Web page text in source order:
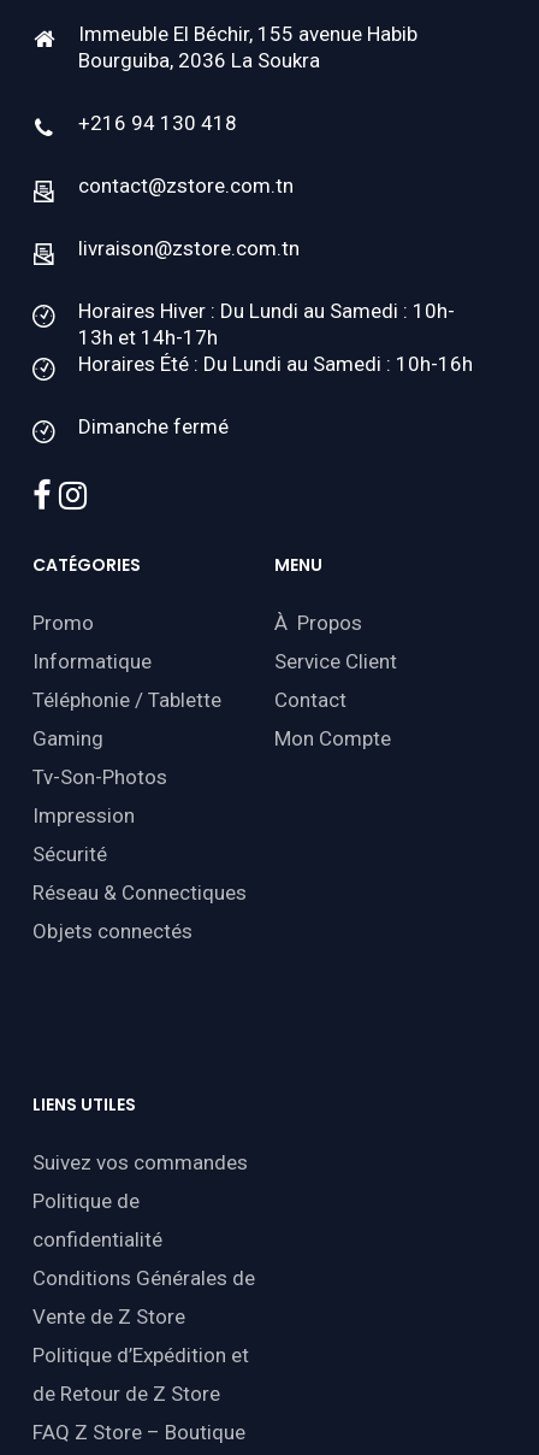
Immeuble El Béchir, 155 avenue Habib
Bourguiba, 2036 La Soukra
+216 94 130 418
contact@zstore.com.tn
livraison@zstore.com.tn
Horaires Hiver : Du Lundi au Samedi : 10h-
13h et 14h-17h
Horaires Été : Du Lundi au Samedi : 10h-16h
Dimanche fermé
facebook
instagram
CATÉGORIES
Promo
Informatique
Téléphonie / Tablette
Gaming
Tv-Son-Photos
Impression
Sécurité
Réseau & Connectiques
Objets connectés
MENU
À Propos
Service Client
Contact
Mon Compte
LIENS UTILES
Suivez vos commandes
Politique de
confidentialité
Conditions Générales de
Vente de Z Store
Politique d’Expédition et
de Retour de Z Store
FAQ Z Store – Boutique